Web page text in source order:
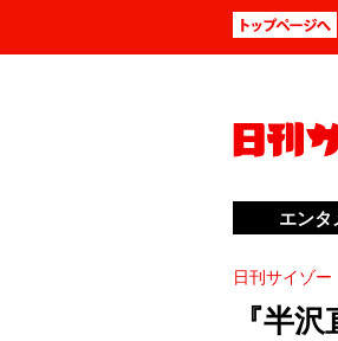
日刊サイゾー
『半
エンタ